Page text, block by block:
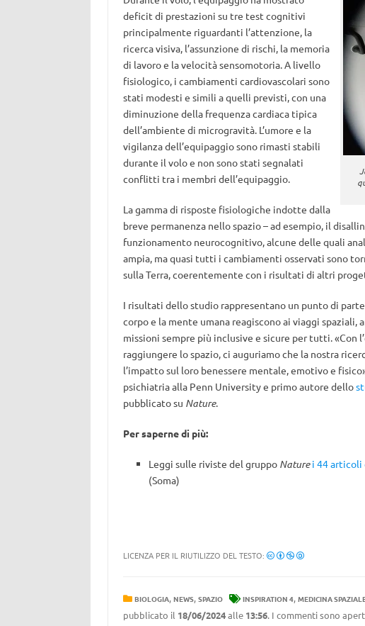
deficit di prestazioni su tre test cognitivi
principalmente riguardanti l’attenzione, la
ricerca visiva, l’assunzione di rischi, la memoria
di lavoro e la velocità sensomotoria. A livello
fisiologico, i cambiamenti cardiovascolari sono
stati modesti e simili a quelli previsti, con una
diminuzione della frequenza cardiaca tipica
dell’ambiente di microgravità. L’umore e la
vigilanza dell’equipaggio sono rimasti stabili
durante il volo e non sono stati segnalati
conflitti tra i membri dell’equipaggio.
La gamma di risposte fisiologiche indotte dalla
breve permanenza nello spazio – ad esempio, il
funzionamento neurocognitivo, alcune delle quali
ampia, ma quasi tutti i cambiamenti osservati sono
sulla Terra, coerentemente con i risultati di altri
I risultati dello studio rappresentano un punto di
corpo e la mente umana reagiscono ai viaggi spaziali,
missioni sempre più inclusive e sicure per tutti. «Con
raggiungere lo spazio, ci auguriamo che la nostra
l’impatto sul loro benessere mentale, emotivo e
psichiatria alla Penn University e primo autore dello
pubblicato su Nature.
Per saperne di più:
Leggi sulle riviste del gruppoNature i 44 articoli
(Soma)
LICENZA PER IL RIUTILIZZO DEL TESTO:
BIOLOGIA, NEWS, SPAZIO INSPIRATION 4, MEDICINA
pubblicato il 18/06/2024alle 13:56. I commenti sono